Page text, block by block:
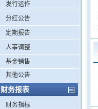
发行运作
分红公告
定期报告
人事调整
基金销售
其他公告
财务报表
财务指标